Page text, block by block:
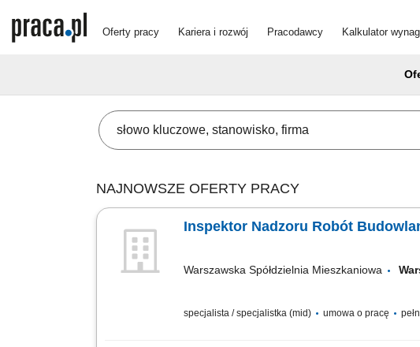
Oferty pracy Kariera i rozwój Pracodawcy Kalkulator
NAJNOWSZE OFERTY PRACY
Inspektor Nadzoru Robót
Warszawska Spółdzielnia Mieszkaniowa
specjalista / specjalistka (mid) umowa o pracę